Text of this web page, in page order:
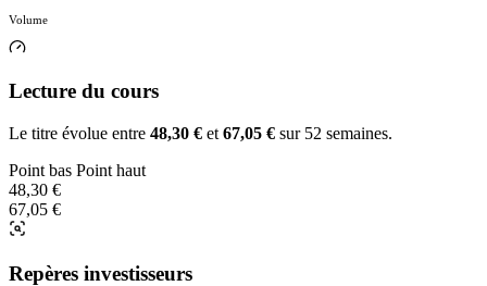
Volume
Lecture du cours
Le titre évolue entre 48,30 € et 67,05 € sur 52 semaines.
Point bas Point haut
48,30 €
67,05 €
Repères investisseurs